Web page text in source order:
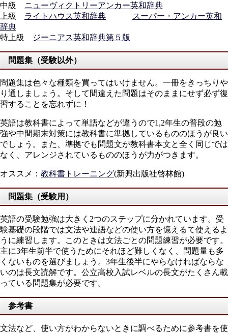
中級 ニューヴィクトリーアンカー英和辞典
上級 ライトハウス英和辞典
スーパー・アンカー英和
辞典
特上級
ジーニアス英和辞典第５版
問題集（受験以外）
問題集は色々な種類を買ってはいけません。一冊をきっちりや
り通しましょう。そして間違えた問題はそのままにせず必ず復
習することを忘れずに！
英語は教科書によって単語などが違うので1,2年生の普段の勉
強や中間期末対策には教科書に準拠しているもののほうが良い
でしょう。また、準拠でも問題文が教科書本文と全く同じでは
なく、アレンジされているもののほうが力がつきます。
オススメ ： 教科書トレーニング(新興出版社啓林館)
問題集（受験用）
英語の受験勉強は大きく2つのステップに分かれています。受
験基礎の段階では文法や連語などの使い方を憶えるて使えるよ
うに練習します。このときは文法ごとの問題練習が必要です。
主に3年生前半で使うためにそれほど難しくなく、問題量も多
くないものを選びましょう。3年生後半にやらなければならな
いのは長文読解です。公立高校入試レベルの長文がたくさん載
っている問題集が必要です。
参考書
文法など、使い方がわからないときに調べるために参考書を使